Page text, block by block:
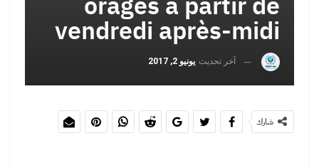
vendredi après-midi
آخر تحديث يونيو 2, 2017
شارك